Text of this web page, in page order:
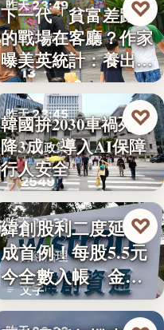
昨天 23:49
親子教養
13
下一代「貧富差距」
的戰場在客廳？作家
曝美英統計：養出高
學…
♡
昨天 23:45
交通政策
2549
韓國拚2030車禍死亡
降3成 導入AI保障
行人安全
♡
昨天 23:38
財經治理
文字
緯創股利二度延發
成首例！每股5.5元
今全數入帳 金管
會曝…
♡